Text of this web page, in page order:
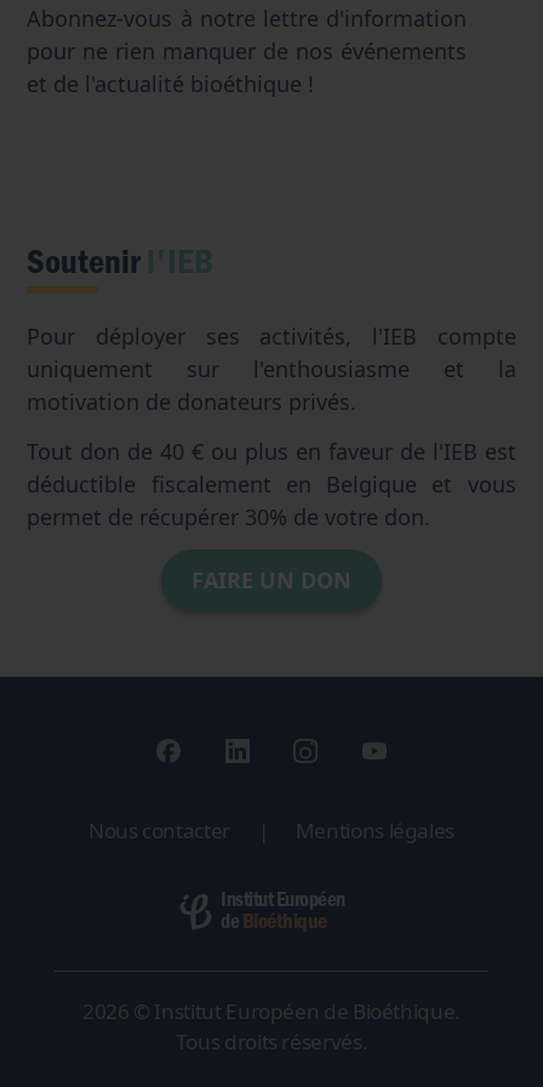
Abonnez-vous à notre lettre d'information
pour ne rien manquer de nos événements
et de l'actualité bioéthique !
Soutenirl'IEB
Pour déployer ses activités, l'IEB compte
uniquement sur l'enthousiasme et la
motivation de donateurs privés.
Tout don de 40 € ou plus en faveur de l'IEB est
déductible fiscalement en Belgique et vous
permet de récupérer 30% de votre don.
FAIRE UN DON
Nous contacter | Mentions légales
Institut Européen
deBioéthique
2026 © Institut Européen de Bioéthique.
Tous droits réservés.